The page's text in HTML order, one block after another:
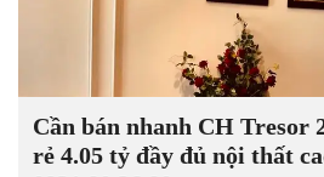
Cần bán nhanh CH Tresor
rẻ 4.05 tỷ đầy đủ nội thất